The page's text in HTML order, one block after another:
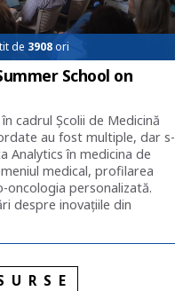
de 3908ori
School on
cadrul Școlii de Medicină
au fost multiple, dar s-
Analytics în medicina de
medical, profilarea
oncologia personalizată.
despre inovațiile din